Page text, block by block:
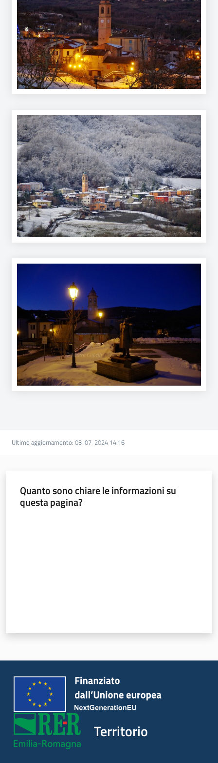
Ultimo aggiornamento: 03-07-2024 14:16
Quanto sono chiare le informazioni su
questa pagina?
Territorio